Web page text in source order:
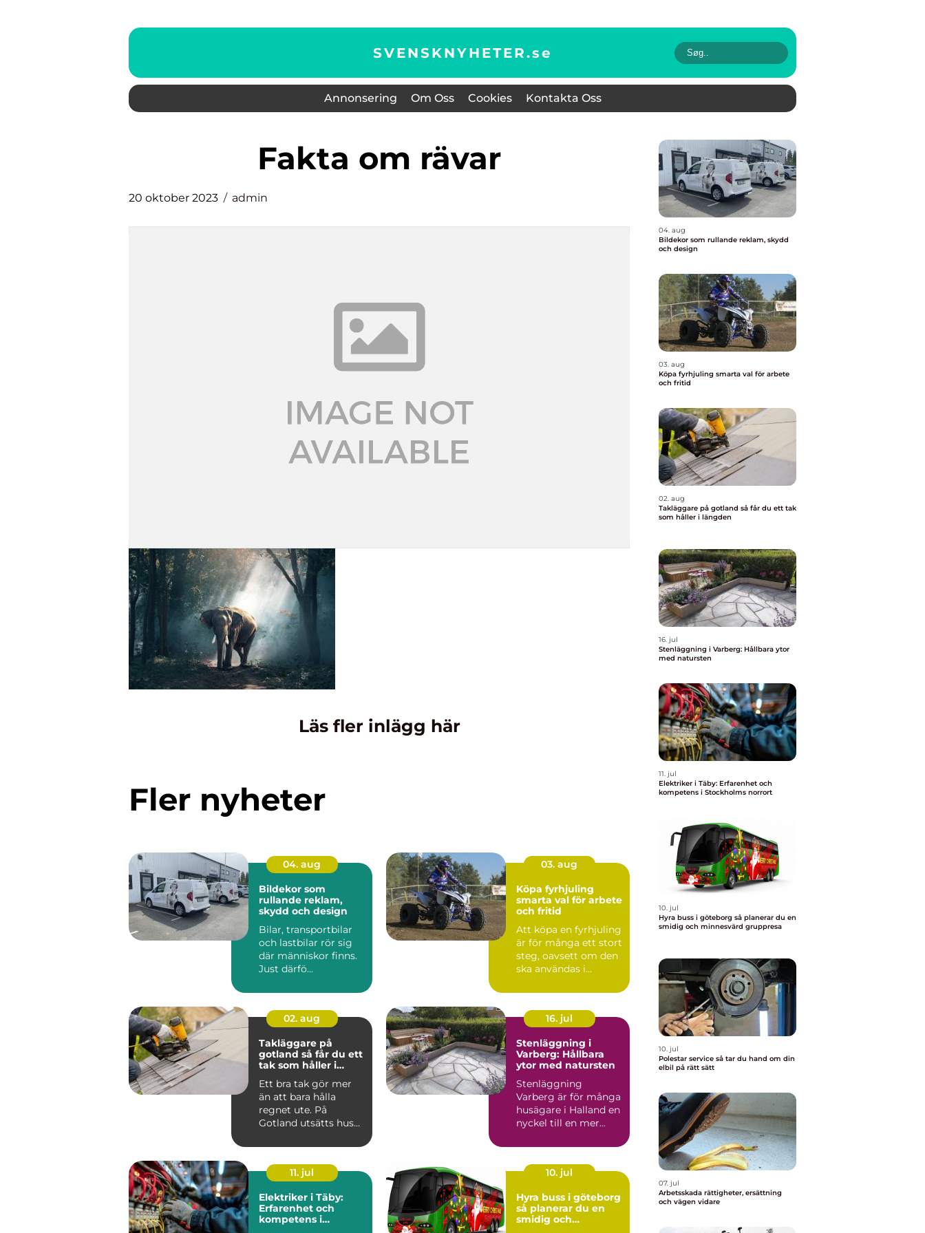
SVENSKNYHETER.se
Annonsering Om Oss Cookies Kontakta Oss
fakta om rävar
20 oktober 2023 admin
Läs fler inlägg här
Fler nyheter
04. aug
Bildekor som
rullande reklam,
skydd och design
Bilar, transportbilar
och lastbilar rör sig
där människor finns.
Just därfö...
03. aug
Köpa fyrhjuling
smarta val för arbete
och fritid
Att köpa en fyrhjuling
är för många ett stort
steg, oavsett om den
ska användas i
02. aug
Takläggare på
gotland så får du ett
tak som håller i
Ett bra tak gör mer
än att bara hålla
regnet ute. På
Gotland utsätts hus
saltstän...
16. jul
Stenläggning i
Varberg: Hållbara
ytor med natursten
Stenläggning
Varberg är för många
husägare i Halland en
nyckel till en mer...
11. jul
Elektriker i Täby:
Erfarenhet och
kompetens i
10. jul
Hyra buss i göteborg
så planerar du en
smidig och
04. aug
Bildekor som rullande reklam, skydd
och design
03. aug
Köpa fyrhjuling smarta val för arbete
och fritid
02. aug
Takläggare på gotland så får du ett tak
som håller i längden
16. jul
Stenläggning i Varberg: Hållbara ytor
med natursten
11. jul
Elektriker i Täby: Erfarenhet och
kompetens i Stockholms norrort
10. jul
Hyra buss i göteborg så planerar du en
smidig och minnesvärd gruppresa
10. jul
Polestar service så tar du hand om din
elbil på rätt sätt
07. jul
Arbetsskada rättigheter, ersättning
och vägen vidare